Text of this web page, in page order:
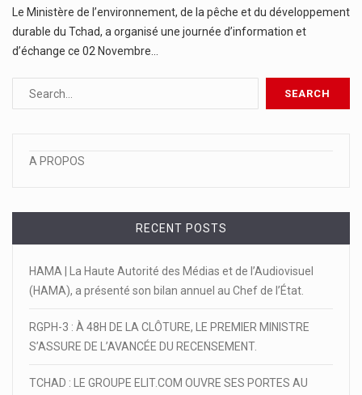
Le Ministère de l’environnement, de la pêche et du développement
durable du Tchad, a organisé une journée d’information et
d’échange ce 02 Novembre…
A PROPOS
RECENT POSTS
HAMA | La Haute Autorité des Médias et de l’Audiovisuel
(HAMA), a présenté son bilan annuel au Chef de l’État.
RGPH-3 : À 48H DE LA CLÔTURE, LE PREMIER MINISTRE
S’ASSURE DE L’AVANCÉE DU RECENSEMENT.
TCHAD : LE GROUPE ELIT.COM OUVRE SES PORTES AU